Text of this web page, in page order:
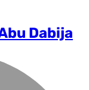
Dabija